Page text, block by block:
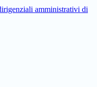
amministrativi di